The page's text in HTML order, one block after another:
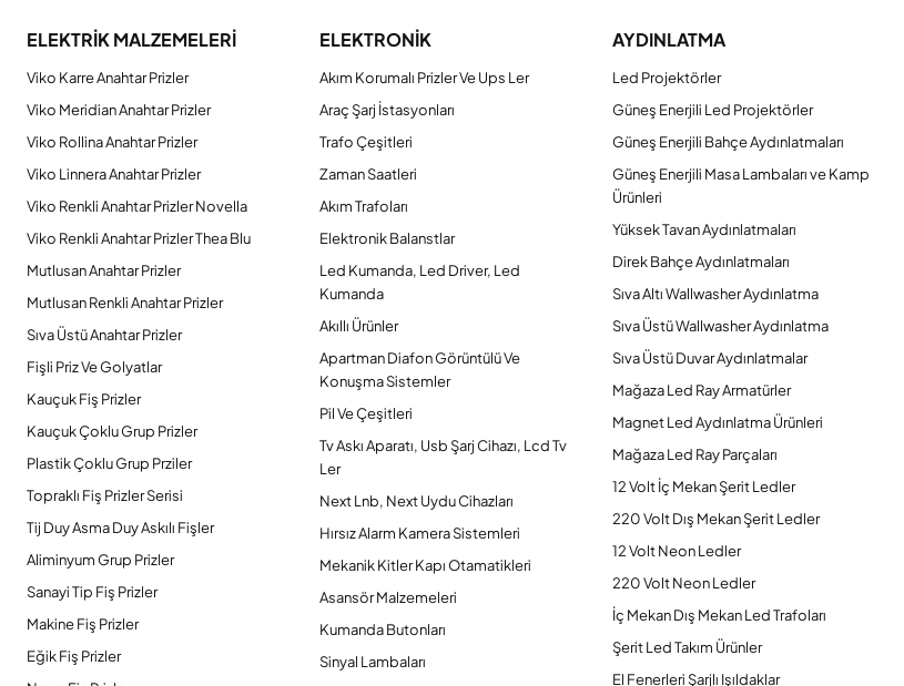
ELEKTRİK MALZEMELERİ
Viko Karre Anahtar Prizler
Viko Meridian Anahtar Prizler
Viko Rollina Anahtar Prizler
Viko Linnera Anahtar Prizler
Viko Renkli Anahtar Prizler Novella
Viko Renkli Anahtar Prizler Thea Blu
Mutlusan Anahtar Prizler
Mutlusan Renkli Anahtar Prizler
Sıva Üstü Anahtar Prizler
Fişli Priz Ve Golyatlar
Kauçuk Fiş Prizler
Kauçuk Çoklu Grup Prizler
Plastik Çoklu Grup Prziler
Topraklı Fiş Prizler Serisi
Tij Duy Asma Duy Askılı Fişler
Aliminyum Grup Prizler
Sanayi Tip Fiş Prizler
Makine Fiş Prizler
Eğik Fiş Prizler
ELEKTRONİK
Akım Korumalı Prizler Ve Ups Ler
Araç Şarj İstasyonları
Trafo Çeşitleri
Zaman Saatleri
Akım Trafoları
Elektronik Balanstlar
Led Kumanda, Led Driver, Led
Kumanda
Akıllı Ürünler
Apartman Diafon Görüntülü Ve
Konuşma Sistemler
Pil Ve Çeşitleri
Tv Askı Aparatı, Usb Şarj Cihazı, Lcd Tv
Ler
Next Lnb, Next Uydu Cihazları
Hırsız Alarm Kamera Sistemleri
Mekanik Kitler Kapı Otamatikleri
Asansör Malzemeleri
Kumanda Butonları
Sinyal Lambaları
AYDINLATMA
Led Projektörler
Güneş Enerjili Led Projektörler
Güneş Enerjili Bahçe Aydınlatmaları
Güneş Enerjili Masa Lambaları ve Kamp
Ürünleri
Yüksek Tavan Aydınlatmaları
Direk Bahçe Aydınlatmaları
Sıva Altı Wallwasher Aydınlatma
Sıva Üstü Wallwasher Aydınlatma
Sıva Üstü Duvar Aydınlatmalar
Mağaza Led Ray Armatürler
Magnet Led Aydınlatma Ürünleri
Mağaza Led Ray Parçaları
12 Volt İç Mekan Şerit Ledler
220 Volt Dış Mekan Şerit Ledler
12 Volt Neon Ledler
220 Volt Neon Ledler
İç Mekan Dış Mekan Led Trafoları
Şerit Led Takım Ürünler
El Fenerleri Şarjlı Işıldaklar